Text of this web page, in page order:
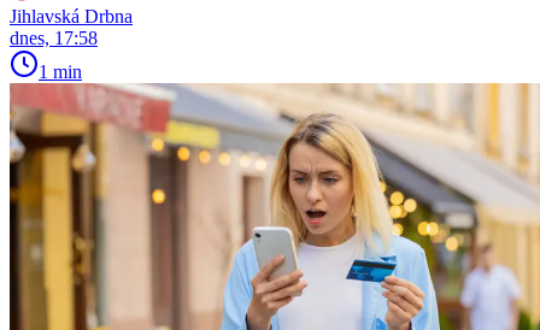
Jihlavská Drbna
dnes, 17:58
1 min